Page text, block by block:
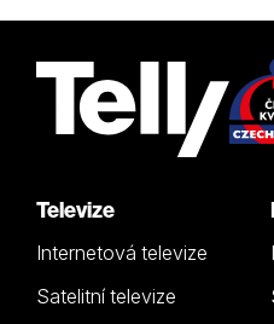
Televize
Internetová televize
Satelitní televize